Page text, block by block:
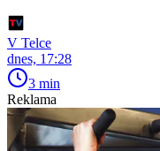
V Telce
dnes, 17:28
3 min
Reklama